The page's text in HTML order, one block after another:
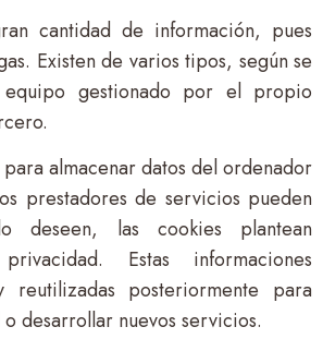
cantidad de información, pues
Existen de varios tipos, según se
gestionado por el propio
para almacenar datos del ordenador
prestadores de servicios pueden
deseen, las cookies plantean
Estas informaciones
reutilizadas posteriormente para
desarrollar nuevos servicios.